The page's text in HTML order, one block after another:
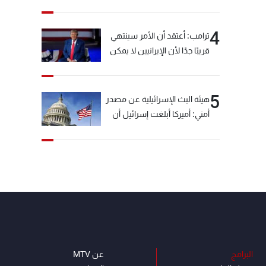
4ترامب: أعتقد أن الأمر سينتهي
قريبًا جدًا لأن الإيرانيين لا يمكن
5هيئة البث الإسرائيلية عن مصدر
أمني: أميركا أبلغت إسرائيل أن
البرامج
عن MTV